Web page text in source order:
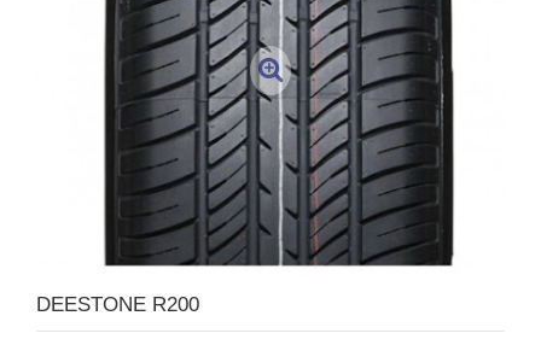
DEESTONE R200